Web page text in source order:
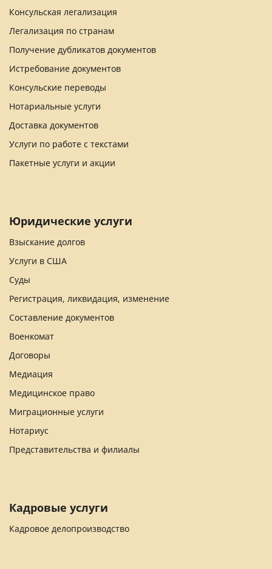
Консульская легализация
Легализация по странам
Получение дубликатов документов
Истребование документов
Консульские переводы
Нотариальные услуги
Доставка документов
Услуги по работе с текстами
Пакетные услуги и акции
Юридические услуги
Взыскание долгов
Услуги в США
Суды
Регистрация, ликвидация, изменение
Составление документов
Военкомат
Договоры
Медиация
Медицинское право
Миграционные услуги
Нотариус
Представительства и филиалы
Кадровые услуги
Кадровое делопроизводство